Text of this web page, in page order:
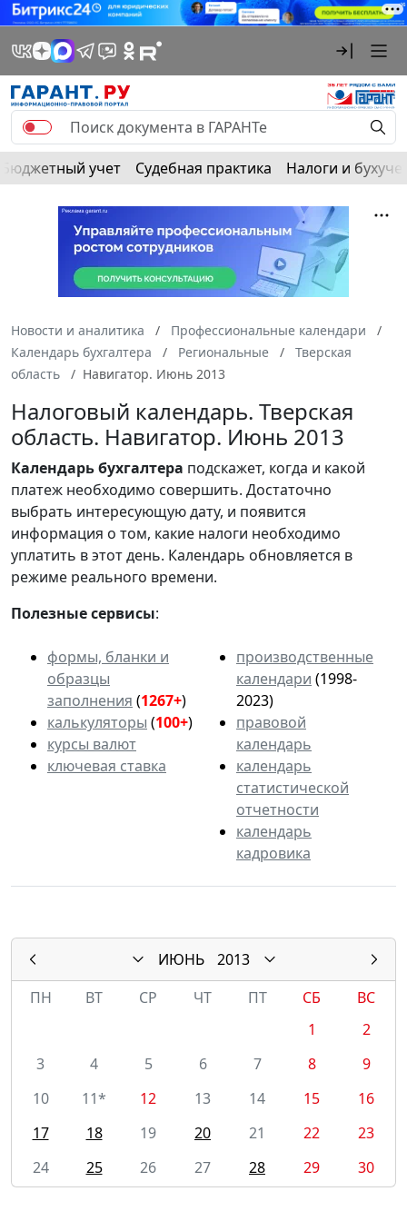
Бюджетный учет Судебная практика Налоги и
Новости и аналитика
Профессиональные календари
Календарь бухгалтера
Региональные
Тверская
область
Навигатор. Июнь 2013
Налоговый календарь. Тверская
область. Навигатор. Июнь 2013
Календарьбухгалтера подскажет, когда и какой
платеж необходимо совершить. Достаточно
выбрать интересующую дату, и появится
информация о том, какие налоги необходимо
уплатить в этот день. Календарь обновляется в
режиме реального времени.
Полезные сервисы:
формы, бланки и
образцы
заполнения (1267+)
калькуляторы (100+)
курсы валют
ключевая ставка
производственные
календари (1998-
2023)
правовой
календарь
календарь
статистической
отчетности
календарь
кадровика
ИЮНЬ
2013
ПН
ВТ СР ЧТ ПТ СБ
ВС
1
2
3
4 5 6 7 8
9
10
11* 12 13 14 15
16
17
18 19 20 21 22
23
24
25 26 27 28 29 30